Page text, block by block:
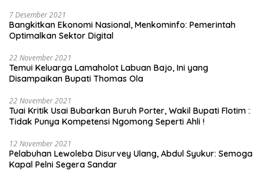
7 Desember 2021
Bangkitkan Ekonomi Nasional, Menkominfo: Pemerintah
Optimalkan Sektor Digital
22 November 2021
Temui Keluarga Lamaholot Labuan Bajo, Ini yang
Disampaikan Bupati Thomas Ola
22 November 2021
Tuai Kritik Usai Bubarkan Buruh Porter, Wakil Bupati Flotim :
Tidak Punya Kompetensi Ngomong Seperti Ahli !
12 November 2021
Pelabuhan Lewoleba Disurvey Ulang, Abdul Syukur: Semoga
Kapal Pelni Segera Sandar